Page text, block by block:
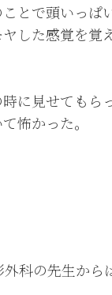
とで頭いっぱ
した感覚を覚
に見せてもら
怖かった。
科の先生から